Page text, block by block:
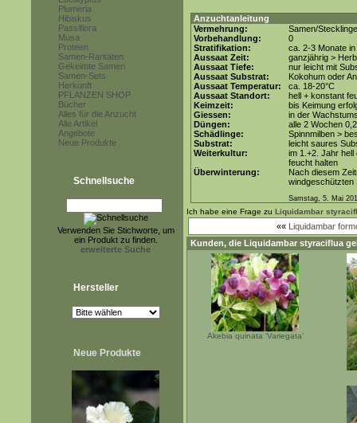
Plumeria
Hibiskus
Passiflora
Musa
Proteen
Samen-Raritäten
Gekeimte Samen
Samen-Sets
Herkunft
PFLANZEN SHOP
Bücher
Alles für die Anzucht
Alle Artikel
Angebote
Neue Produkte
Schnellsuche
Verwenden Sie Stichworte, um
ein Produkt zu finden.
erweiterte Suche
Hersteller
Neue Produkte
Anzuchtanleitung
Vermehrung:
Samen/Stecklinge
Vorbehandlung:
0
Stratifikation:
ca. 2-3 Monate
Aussaat Zeit:
ganzjährig >
Aussaat Tiefe:
nur leicht mit
Aussaat Substrat:
Kokohum oder
Aussaat Temperatur:
ca. 18-20°C
Aussaat Standort:
hell + konstant
Keimzeit:
bis Keimung
Giessen:
in der
Düngen:
alle 2 Wochen
Schädlinge:
Spinnmilben >
Substrat:
leicht saures
Weiterkultur:
im 1.+2. Jahr hell
feucht halten
Überwinterung:
Nach diesem
windgeschützten
Samstag, 5. Mai
Ich habe eine Frage zu Liquidambar
«« Liquidambar
Kunden, die Liquidambar styraciflua
Akebia quinata ‘Variegata’